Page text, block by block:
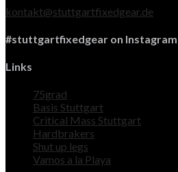
kontakt@stuttgartfixedgear.de
#stuttgartfixedgear on Instagram
Links
75grad
Basis Stuttgart
Critical Mass Stuttgart
Hardbrakers
Shut up legs
Vamos a la Playa